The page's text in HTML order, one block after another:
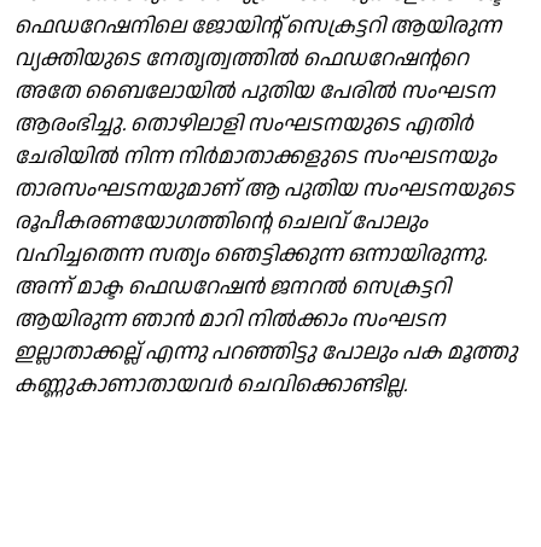
ഫെഡറേഷനിലെ ജോയിന്റ് സെക്രട്ടറി ആയിരുന്ന
വ്യക്തിയുടെ നേതൃത്വത്തിൽ ഫെഡറേഷന്ററെ
അതേ ബൈലോയിൽ പുതിയ പേരിൽ സംഘടന
ആരംഭിച്ചു. തൊഴിലാളി സംഘടനയുടെ എതിർ
ചേരിയിൽ നിന്ന നിർമാതാക്കളുടെ സംഘടനയും
താരസംഘടനയുമാണ് ആ പുതിയ സംഘടനയുടെ
രൂപീകരണയോഗത്തിന്റെ ചെലവ് പോലും
വഹിച്ചതെന്ന സത്യം ഞെട്ടിക്കുന്ന ഒന്നായിരുന്നു.
അന്ന് മാക്ട ഫെഡറേഷൻ ജനറൽ സെക്രട്ടറി
ആയിരുന്ന ഞാൻ മാറി നിൽക്കാം സംഘടന
ഇല്ലാതാക്കല്ല് എന്നു പറഞ്ഞിട്ടു പോലും പക മൂത്തു
കണ്ണുകാണാതായവർ ചെവിക്കൊണ്ടില്ല.